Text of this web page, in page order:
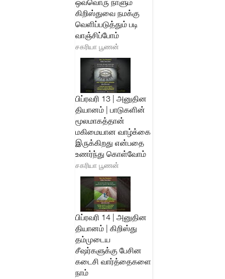
ஒவ்வொரு நாளும்
கிறிஸ்துவை நமக்கு
வெளிப்படுத்தும் படி
வாஞ்சிப்போம்
சகரியா பூணன்
பிப்ரவரி 13 | அனுதின
தியானம் | பாடுகளின்
மூலமாகத்தான்
மகிமையான வாழ்க்கை
இருக்கிறது என்பதை
உணர்ந்து கொள்வோம்
சகரியா பூணன்
பிப்ரவரி 14 | அனுதின
தியானம் | கிறிஸ்து
தம்முடைய
சீஷர்களுக்கு பேசின
கடைசி வார்த்தைகளை
நாம்